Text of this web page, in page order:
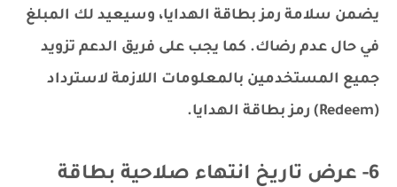
يضمن سلامة رمز بطاقة الهدايا، وسيعيد لك المبلغ
في حال عدم رضاك. كما يجب على فريق الدعم تزويد
جميع المستخدمين بالمعلومات اللازمة لاسترداد
(Redeem) رمز بطاقة الهدايا.
6- عرض تاريخ انتهاء صلاحية بطاقة